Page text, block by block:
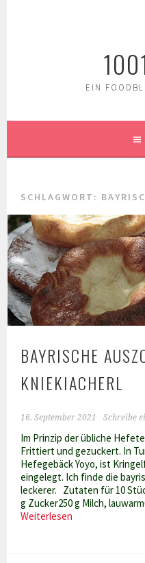
EIN
SCHLAGWORT:
BAYRISCHE
KNIEKIACHERL
16. September 2021 Schreibe
Im Prinzip der übliche
Frittiert und gezuckert. In
Hefegebäck Yoyo, ist
eingelegt. Ich finde die
leckerer. Zutaten für 10
g Zucker250 g Milch,
Weiterlesen